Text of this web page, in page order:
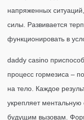
напряженных
силы. Развивается
функционировать в
daddy casino
процесс гормезиса –
на тело. Каждое
укрепляет ментальную
будущим вызовам.